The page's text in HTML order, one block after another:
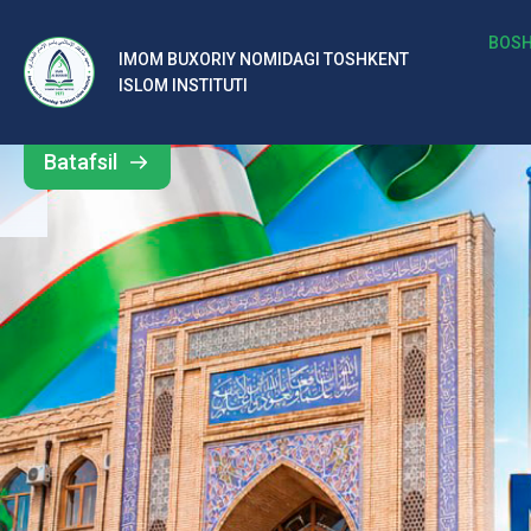
IMOM BUXORIY NOMIDAGI TOSHKENT
ISLOM INSTITUTI
b
al
ar
o‘
rt
a
si
d
Barcha
yangiliklar
Batafsil